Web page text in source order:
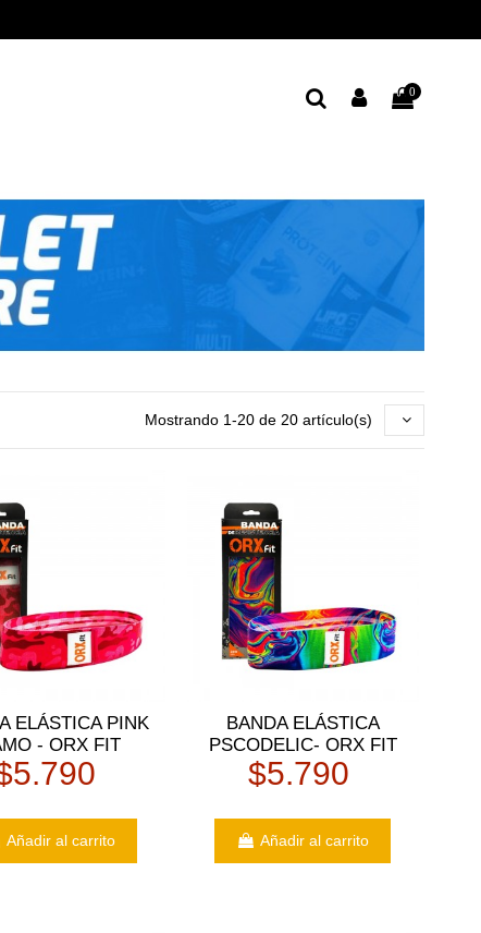
0
Mostrando 1-20 de 20 artículo(s)
ELÁSTICA PINK
- ORX FIT
Añadir al carrito
BANDA ELÁSTICA
PSCODELIC- ORX FIT
$5.790
Añadir al carrito